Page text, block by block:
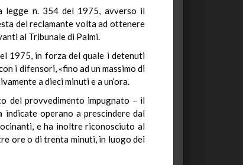
legge n. 354 del 1975, avverso il
del reclamante volta ad ottenere
al Tribunale di Palmi.
1975, in forza del quale i detenuti
i difensori, «fino ad un massimo di
a dieci minuti e a un’ora.
del provvedimento impugnato – il
operano a prescindere dal
e ha inoltre riconosciuto al
ore o di trenta minuti, in luogo dei